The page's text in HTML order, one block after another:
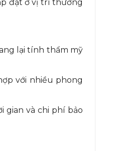
đặt ở vị trí thường
lại tính thẩm mỹ
với nhiều phong
gian và chi phí bảo